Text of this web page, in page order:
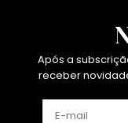
Após a
receber